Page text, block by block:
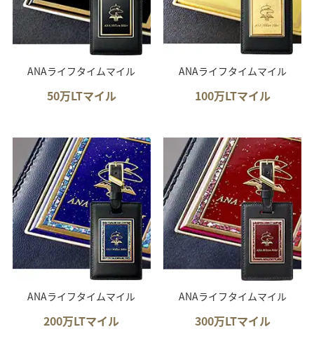
ANAライフタイムマイル
50万LTマイル
ANAライフタイムマイル
100万LTマイル
ANAライフタイムマイル
200万LTマイル
ANAライフタイムマイル
300万LTマイル